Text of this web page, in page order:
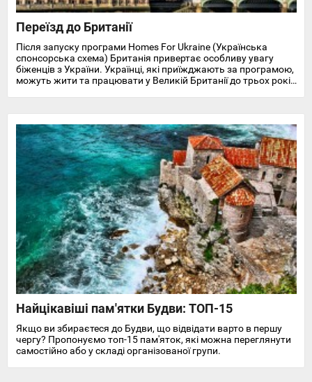
Переїзд до Британії
Після запуску програми Homes For Ukraine (Українська
спонсорська схема) Британія привертає особливу увагу
біженців з України. Українці, які приїжджають за програмою,
можуть жити та працювати у Великій Британії до трьох років
Найцікавіші пам'ятки Будви: ТОП-15
Якщо ви збираєтеся до Будви, що відвідати варто в першу
чергу? Пропонуємо топ-15 пам'яток, які можна переглянути
самостійно або у складі організованої групи.